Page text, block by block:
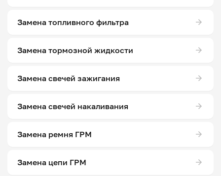
Замена топливного фильтра
Замена тормозной жидкости
Замена свечей зажигания
Замена свечей накаливания
Замена ремня ГРМ
Замена цепи ГРМ